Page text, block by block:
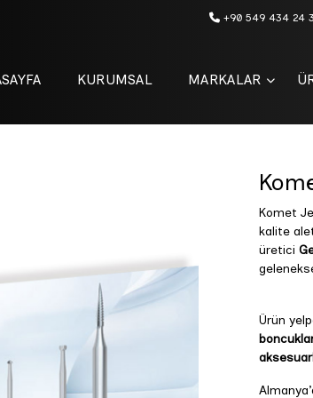
+90 549 434 24
KURUMSAL MARKALAR
Komet
kalite
üretici
Ürün